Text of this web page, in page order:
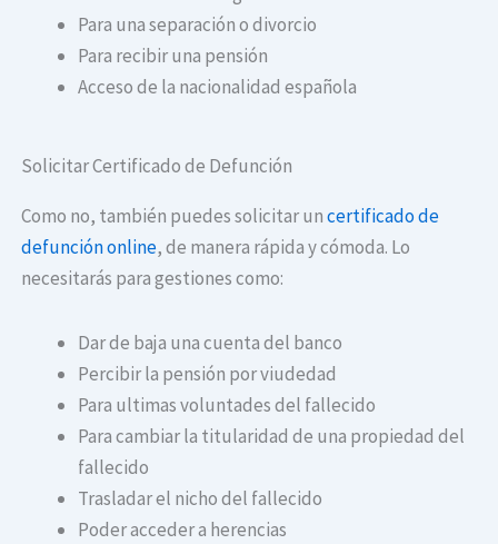
Para una separación o divorcio
Para recibir una pensión
Acceso de la nacionalidad española
Solicitar Certificado de Defunción
Como no, también puedes solicitar uncertificado de
defunción online, de manera rápida y cómoda. Lo
necesitarás para gestiones como:
Dar de baja una cuenta del banco
Percibir la pensión por viudedad
Para ultimas voluntades del fallecido
Para cambiar la titularidad de una propiedad del
fallecido
Trasladar el nicho del fallecido
Poder acceder a herencias